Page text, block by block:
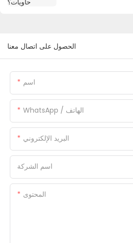
الحصول على اتصال معنا
اسم
WhatsApp / الهاتف
البريد الإلكتروني
اسم الشركة
المحتوى